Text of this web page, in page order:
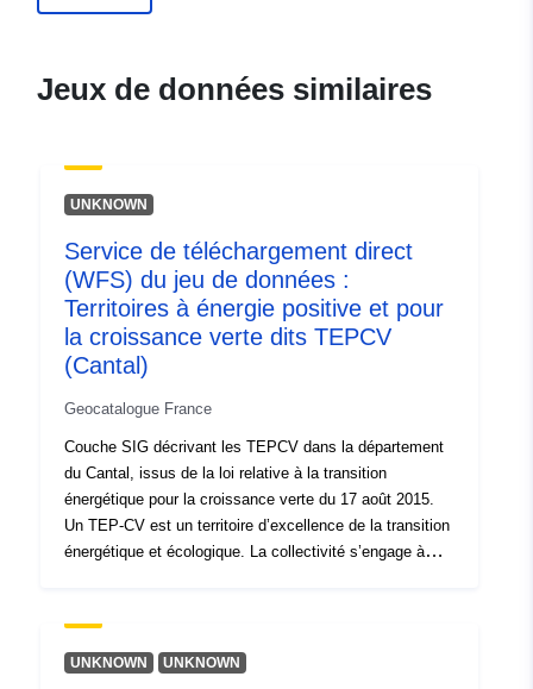
uriRef:
Jeux de données similaires
UNKNOWN
Service de téléchargement direct
(WFS) du jeu de données :
Territoires à énergie positive et pour
la croissance verte dits TEPCV
(Cantal)
Geocatalogue France
Couche SIG décrivant les TEPCV dans la département
du Cantal, issus de la loi relative à la transition
énergétique pour la croissance verte du 17 août 2015.
Un TEP-CV est un territoire d’excellence de la transition
énergétique et écologique. La collectivité s’engage à
transports, des loisirs. Elle propose un programme
global pour un nouveau modèle de développement, plus
UNKNOWN UNKNOWN